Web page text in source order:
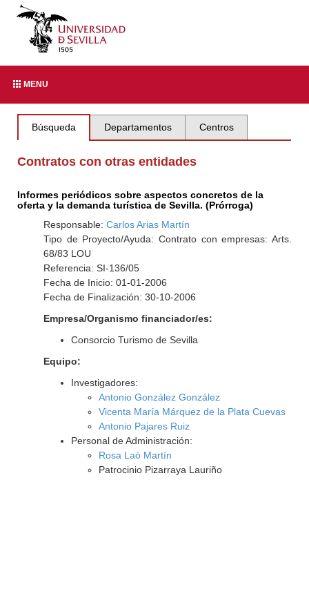
MENU
Búsqueda Departamentos Centros
Contratos con otras entidades
Informes periódicos sobre aspectos concretos de la
oferta y la demanda turística de Sevilla. (Prórroga)
Responsable: Carlos Arias Martín
Tipo de Proyecto/Ayuda: Contrato con empresas: Arts.
68/83 LOU
Referencia: SI-136/05
Fecha de Inicio: 01-01-2006
Fecha de Finalización: 30-10-2006
Empresa/Organismo financiador/es:
Consorcio Turismo de Sevilla
Equipo:
Investigadores:
Antonio González González
Vicenta María Márquez de la Plata Cuevas
Antonio Pajares Ruiz
Personal de Administración:
Rosa Laó Martín
Patrocinio Pizarraya Lauriño